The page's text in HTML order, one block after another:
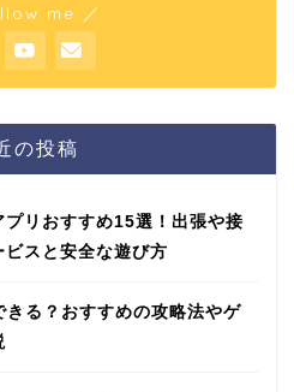
me ／
の投稿
リおすすめ15選！出張や接
スと安全な遊び方
る？おすすめの攻略法やゲ